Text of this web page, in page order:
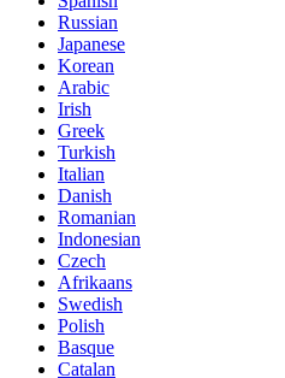
Russian
Japanese
Korean
Arabic
Irish
Greek
Turkish
Italian
Danish
Romanian
Indonesian
Czech
Afrikaans
Swedish
Polish
Basque
Catalan